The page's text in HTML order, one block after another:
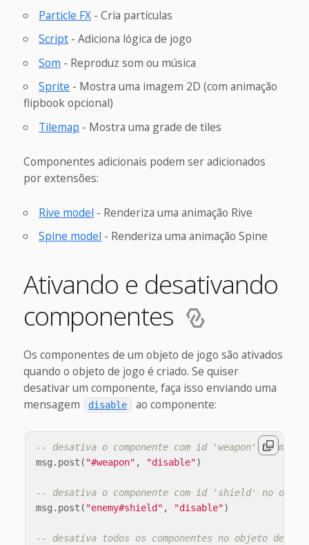
Particle FX - Cria partículas
Script - Adiciona lógica de jogo
Som - Reproduz som ou música
Sprite - Mostra uma imagem 2D (com animação
flipbook opcional)
Tilemap - Mostra uma grade de tiles
Componentes adicionais podem ser adicionados
por extensões:
Rive model - Renderiza uma animação Rive
Spine model - Renderiza uma animação Spine
Ativando e desativando
componentes
Os componentes de um objeto de jogo são ativados
quando o objeto de jogo é criado. Se quiser
desativar um componente, faça isso enviando uma
mensagem
disable ao componente:
-- desativa o componente com id 'weapon' no
msg . post ( "#weapon" , "disable")
-- desativa o componente com id 'shield' no
msg . post ( "enemy#shield" , "disable")
-- desativa todos os componentes no objeto de